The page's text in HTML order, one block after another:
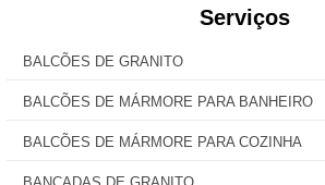
Serviços
BALCÕES DE GRANITO
BALCÕES DE MÁRMORE PARA BANHEIRO
BALCÕES DE MÁRMORE PARA COZINHA